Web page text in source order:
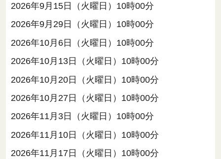
2026年9月15日（火曜日）10時00分
2026年9月29日（火曜日）10時00分
2026年10月6日（火曜日）10時00分
2026年10月13日（火曜日）10時00分
2026年10月20日（火曜日）10時00分
2026年10月27日（火曜日）10時00分
2026年11月3日（火曜日）10時00分
2026年11月10日（火曜日）10時00分
2026年11月17日（火曜日）10時00分